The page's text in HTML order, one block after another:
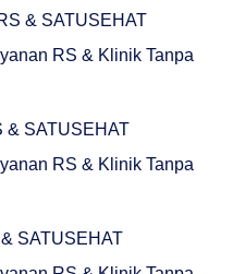
& SATUSEHAT
RS & Klinik Tanpa
& SATUSEHAT
RS & Klinik Tanpa
SATUSEHAT